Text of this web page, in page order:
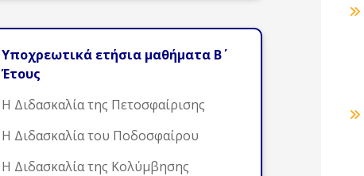
Υποχρεωτικά ετήσια μαθήματα Β΄
Έτους
Η Διδασκαλία της Πετοσφαίρισης
Η Διδασκαλία του Ποδοσφαίρου
Η Διδασκαλία της Κολύμβησης